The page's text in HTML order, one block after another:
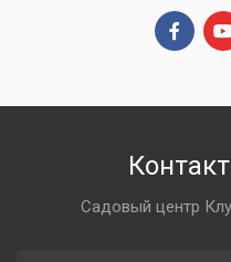
Садовый центр